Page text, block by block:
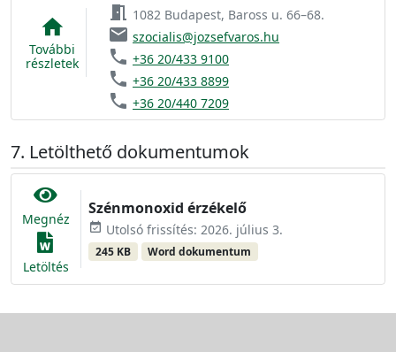
home
További
részletek
meeting_room 1082 Budapest, Baross u. 66–68.
email szocialis@jozsefvaros.hu
phone +36 20/433 9100
phone +36 20/433 8899
phone +36 20/440 7209
Letölthető dokumentumok
Megnéz
Letöltés
Szénmonoxid érzékelő
event_available Utolsó frissítés: 2026. július 3.
245 KB Word dokumentum